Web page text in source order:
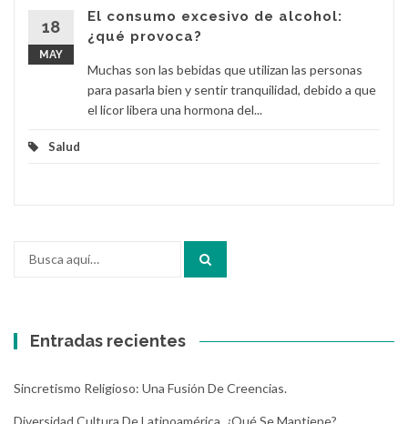
18
MAY
El consumo excesivo de alcohol:
¿qué provoca?
Muchas son las bebidas que utilizan las personas
para pasarla bien y sentir tranquilidad, debido a que
el licor libera una hormona del...
Salud
Entradas recientes
Sincretismo Religioso: Una Fusión De Creencias.
Diversidad Cultura De Latinoamérica, ¿Qué Se Mantiene?